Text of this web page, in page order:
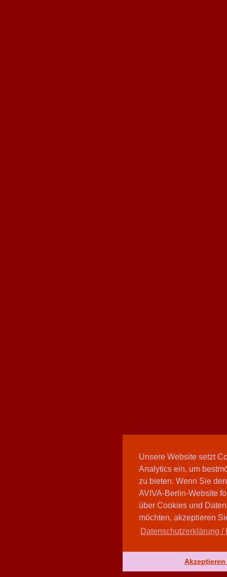
Unsere Website setzt
Analytics ein, um
zu bieten. Wenn Sie
AVIVA-Berlin-Website
über Cookies und
möchten, akzeptieren
Datenschutzerklärung /